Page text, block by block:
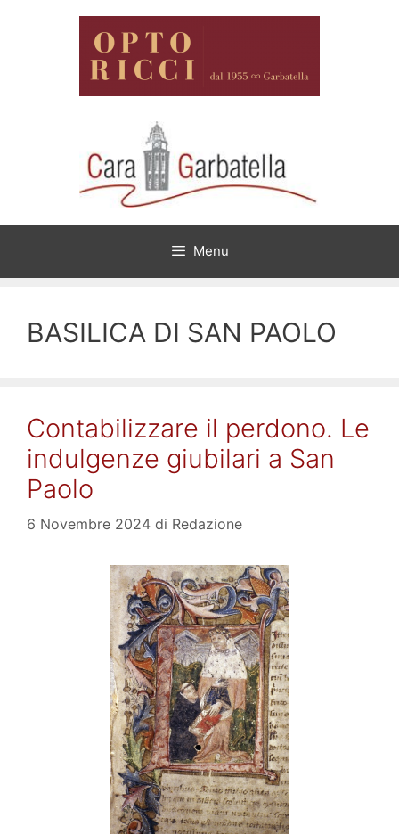
Menu
BASILICA DI SAN PAOLO
Contabilizzare il perdono. Le
indulgenze giubilari a San
Paolo
6 Novembre 2024 di Redazione